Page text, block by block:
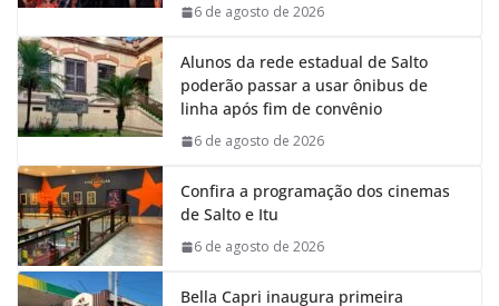
6 de agosto de 2026
Alunos da rede estadual de Salto
poderão passar a usar ônibus de
linha após fim de convênio
6 de agosto de 2026
Confira a programação dos cinemas
de Salto e Itu
6 de agosto de 2026
Bella Capri inaugura primeira